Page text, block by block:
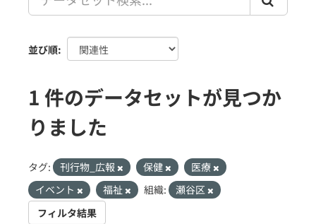
並び順
1 件のデータセットが見つか
りました
タグ: 刊行物_広報 保健
医療
イベント
福祉 組織:
瀬谷区
フィルタ結果